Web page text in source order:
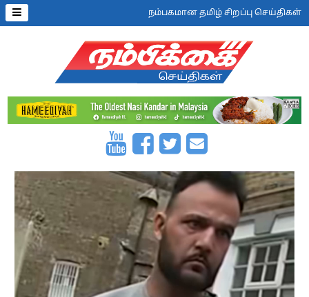
நம்பகமான தமிழ் சிறப்பு செய்திகள்